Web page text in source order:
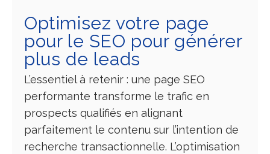
Optimisez votre page
pour le SEO pour générer
plus de leads
L’essentiel à retenir : une page SEO
performante transforme le trafic en
prospects qualifiés en alignant
parfaitement le contenu sur l’intention de
recherche transactionnelle. L’optimisation